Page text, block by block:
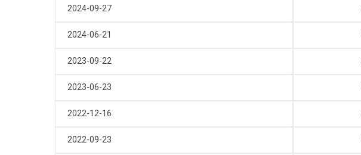
ou
Gauche
ou
Droite
pour
passer
d’un
jour
du
mois
à
un
Gauche
Droite
passer
jour
mois
un
2024-09-27
2024-06-21
2023-09-22
2023-06-23
2022-12-16
2022-09-23